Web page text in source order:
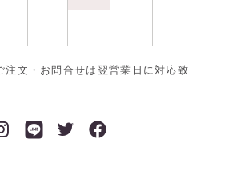
注文・お問合せは翌営業日に対応致